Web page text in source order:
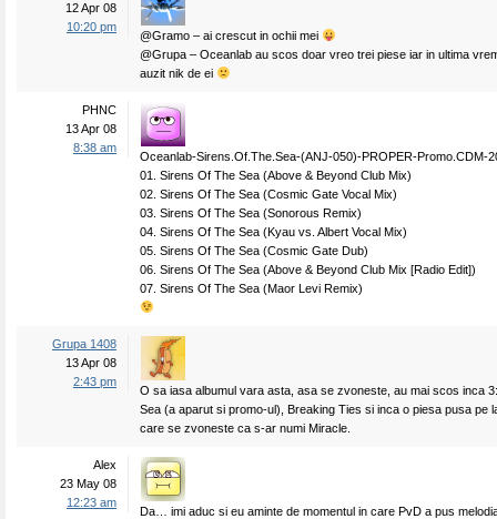
12 Apr 08
10:20 pm
@Gramo – ai crescut in ochii mei
@Grupa – Oceanlab au scos doar vreo trei piese iar in ultima
auzit nik de ei
PHNC
13 Apr 08
8:38 am
Oceanlab-Sirens.Of.The.Sea-(ANJ-050)-PROPER-Promo.CDM-
01. Sirens Of The Sea (Above & Beyond Club Mix)
02. Sirens Of The Sea (Cosmic Gate Vocal Mix)
03. Sirens Of The Sea (Sonorous Remix)
04. Sirens Of The Sea (Kyau vs. Albert Vocal Mix)
05. Sirens Of The Sea (Cosmic Gate Dub)
06. Sirens Of The Sea (Above & Beyond Club Mix [Radio Edit])
07. Sirens Of The Sea (Maor Levi Remix)
Grupa 1408
13 Apr 08
2:43 pm
O sa iasa albumul vara asta, asa se zvoneste, au mai scos inca
Sea (a aparut si promo-ul), Breaking Ties si inca o piesa pusa pe
care se zvoneste ca s-ar numi Miracle.
Alex
23 May 08
12:23 am
Da… imi aduc si eu aminte de momentul in care PvD a pus